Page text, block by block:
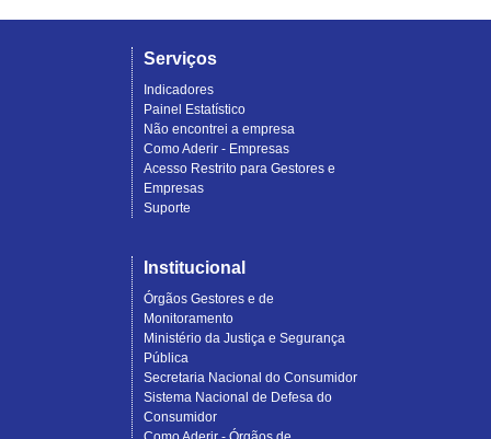
Serviços
Indicadores
Painel Estatístico
Não encontrei a empresa
Como Aderir - Empresas
Acesso Restrito para Gestores e
Empresas
Suporte
Institucional
Órgãos Gestores e de
Monitoramento
Ministério da Justiça e Segurança
Pública
Secretaria Nacional do Consumidor
Sistema Nacional de Defesa do
Consumidor